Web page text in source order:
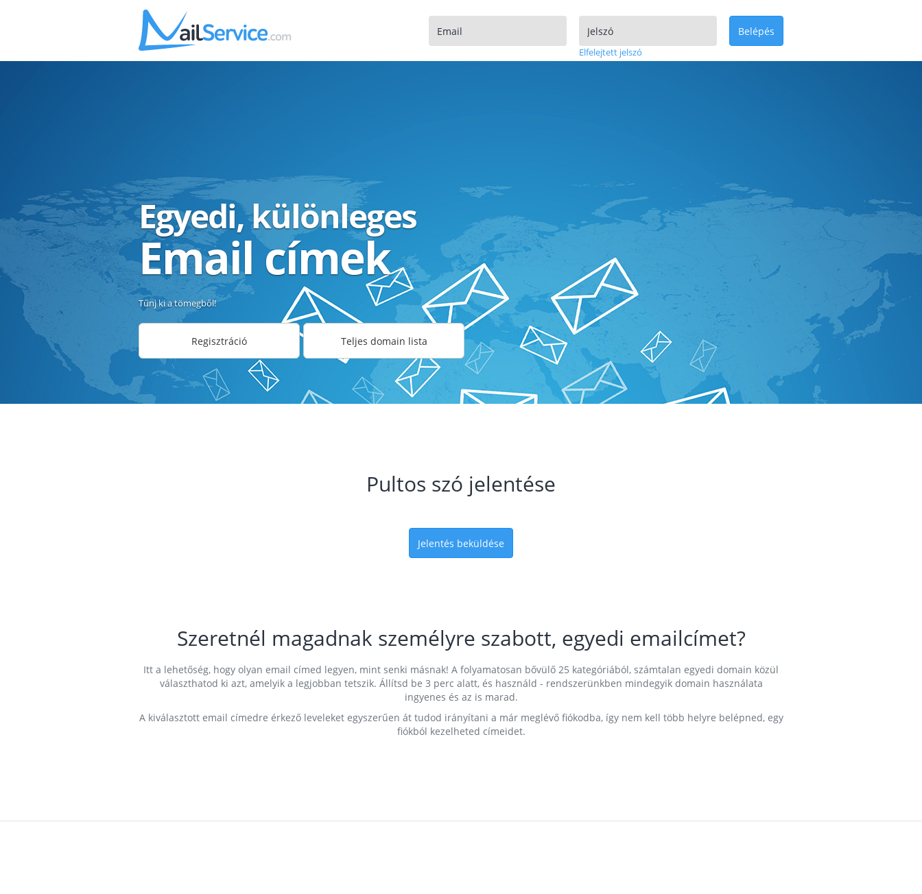
Elfelejtett jelszó
Belépés
Egyedi, különleges
Email címek
Tűnj ki a tömegből!
Regisztráció Teljes domain lista
Pultos szó jelentése
Jelentés beküldése
Szeretnél magadnak személyre szabott, egyedi emailcímet?
Itt a lehetőség, hogy olyan email címed legyen, mint senki másnak! A folyamatosan bővülő 25 kategóriából, számtalan egyedi domain közül
választhatod ki azt, amelyik a legjobban tetszik. Állítsd be 3 perc alatt, és használd - rendszerünkben mindegyik domain használata
ingyenes és az is marad.
A kiválasztott email címedre érkező leveleket egyszerűen át tudod irányítani a már meglévő fiókodba, így nem kell több helyre belépned, egy
fiókból kezelheted címeidet.